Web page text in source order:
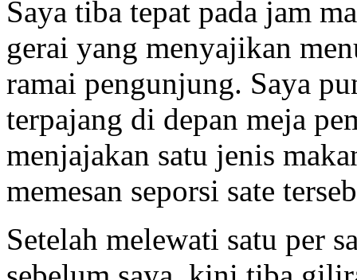
Saya tiba tepat pada jam
gerai yang menyajikan
ramai pengunjung. Saya
terpajang di depan meja
menjajakan satu jenis
memesan seporsi sate
Setelah melewati satu per